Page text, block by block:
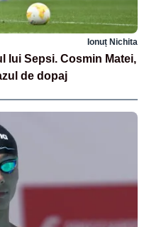
Ionuț Nichita
lui Sepsi. Cosmin Matei,
de dopaj